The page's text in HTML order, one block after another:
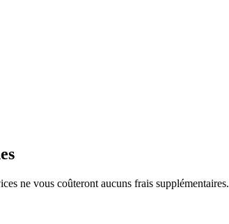
ne vous coûteront aucuns frais supplémentaires.